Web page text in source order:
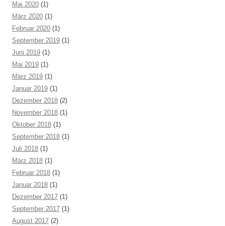
Mai 2020 (1)
März 2020 (1)
Februar 2020 (1)
September 2019 (1)
Juni 2019 (1)
Mai 2019 (1)
März 2019 (1)
Januar 2019 (1)
Dezember 2018 (2)
November 2018 (1)
Oktober 2018 (1)
September 2018 (1)
Juli 2018 (1)
März 2018 (1)
Februar 2018 (1)
Januar 2018 (1)
Dezember 2017 (1)
September 2017 (1)
August 2017 (2)